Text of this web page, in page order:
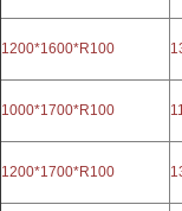
1200*1600*R100
1000*1700*R100
1200*1700*R100